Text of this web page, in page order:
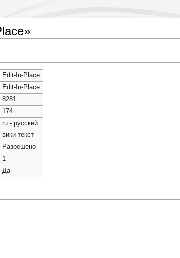
Edit-In-Place
Edit-In-Place
8281
174
ru - русский
вики-текст
Разрешено
1
Да